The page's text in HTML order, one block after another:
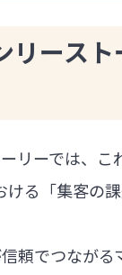
リースト
リーでは、こ
る「集客の
頼でつながる